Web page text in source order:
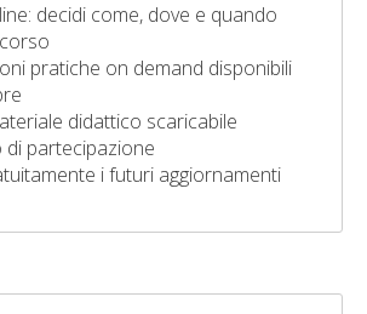
decidi come, dove e quando
pratiche on demand disponibili
didattico scaricabile
partecipazione
i futuri aggiornamenti